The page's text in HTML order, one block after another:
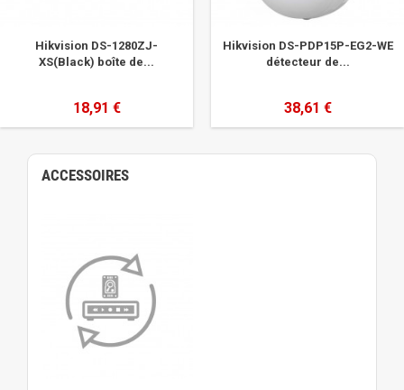
Hikvision DS-1280ZJ-
XS(Black) boîte de...
18,91 €
Hikvision DS-PDP15P-EG2-WE
détecteur de...
38,61 €
ACCESSOIRES